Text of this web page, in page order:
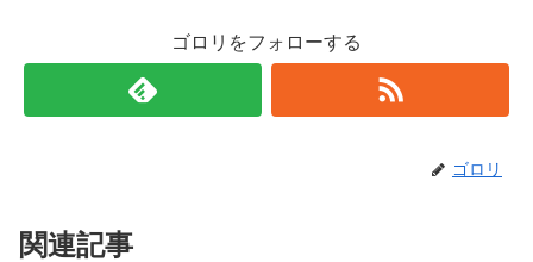
ゴロリをフォローする
ゴロリ
関連記事